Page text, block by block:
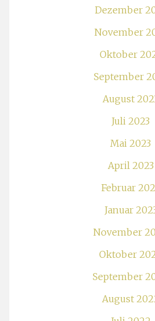
Dezember
November
Oktober
September
August
Juli 2023
Mai 2023
April 2023
Februar
Januar
November
Oktober
September
August